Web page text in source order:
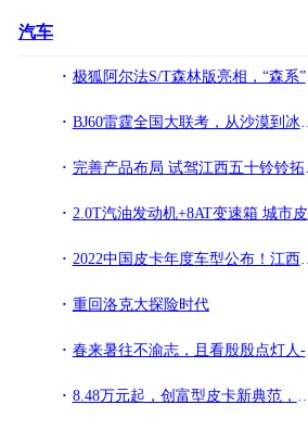
汽车
极狐阿尔法S/T森林版亮相，“森系”座驾为你守护美好生活
BJ60雷霆全国大联考，从沙漠到冰雪“猛”战极限！
完善产品布局 试驾江西五十铃铃拓汽油版
2.0T汽油发动机+8AT变速箱 城市皮卡还得看铃拓
2022中国皮卡年度车型公布！江西五十铃包揽三大奖项
重回洛克大探险时代
春来暑往不渝志，且看殷殷点灯人--江西五十铃2021“点亮计划”完美收官！
8.48万元起，创富型皮卡新典范，江西五十铃2022款经典瑞迈上市